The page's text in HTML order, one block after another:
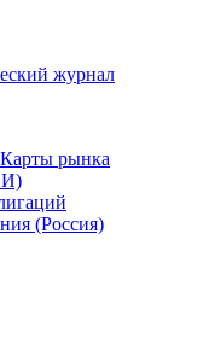
журнал
рынка
(Россия)